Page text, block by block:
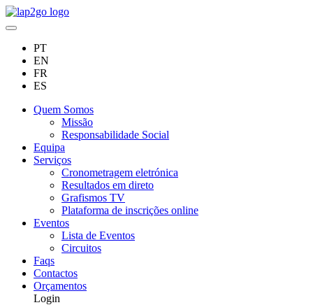
PT
EN
FR
ES
Quem Somos
Missão
Responsabilidade Social
Equipa
Serviços
Cronometragem eletrónica
Resultados em direto
Grafismos TV
Plataforma de inscrições online
Eventos
Lista de Eventos
Circuitos
Faqs
Contactos
Orçamentos
Login